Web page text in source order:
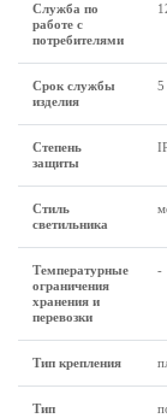
Служба по
работе с
потребителями
Срок службы
изделия
5
Степень
защиты
Стиль
светильника
Температурные
ограничения
хранения и
перевозки
-
Тип крепления
Тип